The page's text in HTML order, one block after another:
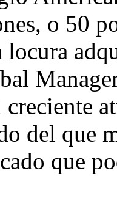
o 50
locura
del que
que